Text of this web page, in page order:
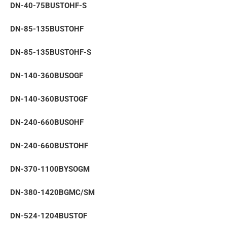
DN-40-75BUSTOHF-S
DN-85-135BUSTOHF
DN-85-135BUSTOHF-S
DN-140-360BUSOGF
DN-140-360BUSTOGF
DN-240-660BUSOHF
DN-240-660BUSTOHF
DN-370-1100BYSOGM
DN-380-1420BGMC/SM
DN-524-1204BUSTOF